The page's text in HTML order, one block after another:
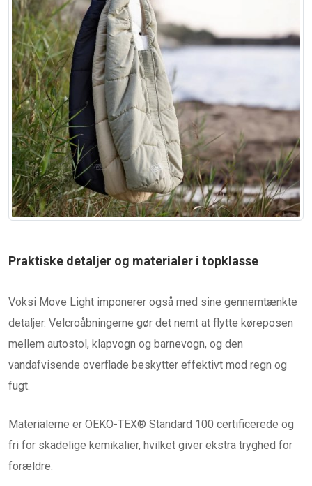
Praktiske detaljer og materialer i topklasse
Voksi Move Light imponerer også med sine gennemtænkte
detaljer. Velcroåbningerne gør det nemt at flytte køreposen
mellem autostol, klapvogn og barnevogn, og den
vandafvisende overflade beskytter effektivt mod regn og
fugt.
Materialerne er OEKO-TEX® Standard 100 certificerede og
fri for skadelige kemikalier, hvilket giver ekstra tryghed for
forældre.